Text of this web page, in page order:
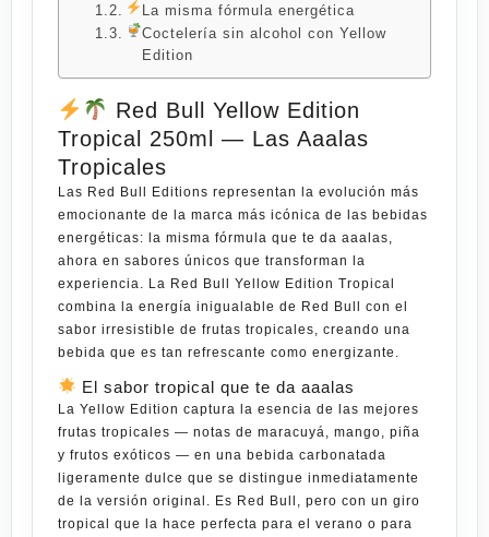
La misma fórmula energética
Coctelería sin alcohol con Yellow
Edition
Red Bull Yellow Edition
Tropical 250ml — Las Aaalas
Tropicales
Las Red Bull Editions representan la evolución más
emocionante de la marca más icónica de las bebidas
energéticas: la misma fórmula que te da aaalas,
ahora en sabores únicos que transforman la
experiencia. La Red Bull Yellow Edition Tropical
combina la energía inigualable de Red Bull con el
sabor irresistible de frutas tropicales, creando una
bebida que es tan refrescante como energizante
El sabor tropical que te da aaalas
La Yellow Edition captura la esencia de las mejores
frutas tropicales — notas de maracuyá, mango, piña
y frutos exóticos — en una bebida carbonatada
ligeramente dulce que se distingue inmediatamente
de la versión original. Es Red Bull, pero con un giro
tropical que la hace perfecta para el verano o para